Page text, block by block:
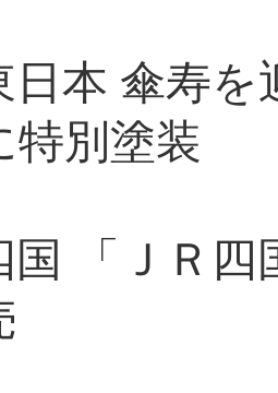
日本 傘寿
特別塗装
国 「ＪＲ